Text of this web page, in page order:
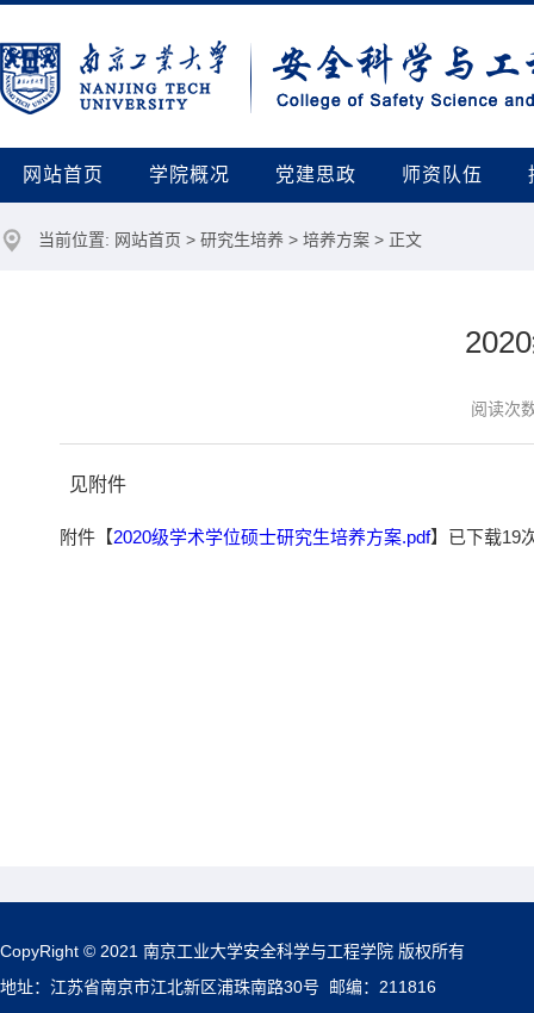
网站首页 学院概况 党建思政 师资队伍
当前位置: 网站首页 > 研究生培养 > 培养方案 > 正文
阅读次
见附件
附件【2020级学术学位硕士研究生培养方案.pdf】已下载19
CopyRight © 2021 南京工业大学安全科学与工程学院 版权所有
地址：江苏省南京市江北新区浦珠南路30号 邮编：211816